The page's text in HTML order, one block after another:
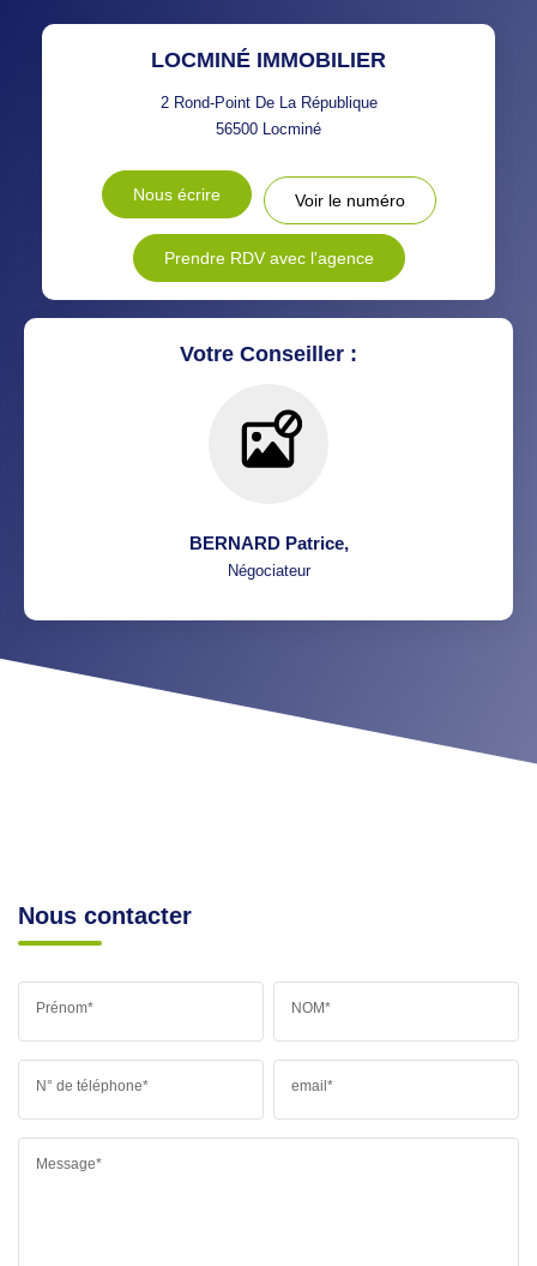
DISTANCE DE L'AÉROPORT :
LOCMINÉ IMMOBILIER
2 Rond-Point De La République
56500 Locminé
Nous écrire Voir le numéro
Prendre RDV avec l'agence
Votre Conseiller :
BERNARD Patrice,
Négociateur
Nous contacter
Prénom* NOM*
N° de téléphone* email*
Message*